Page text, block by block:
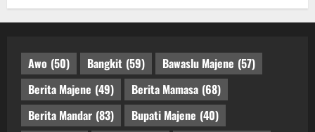
Awo (50) Bangkit (59) Bawaslu Majene (57)
Berita Majene (49) Berita Mamasa (68)
Berita Mandar (83) Bupati Majene (40)